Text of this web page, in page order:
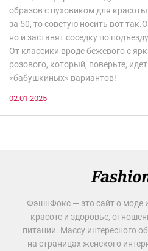
образов с пуховиком для
за 50, то советую носить вот
но и заставят соседку по
От классики вроде бежевого с
розового, который, поверьте,
«бабушкиных» вариантов!
02.01.2025
ФэшнФокс — это сайт о моде
красоте и здоровье,
питании. Массу интересного
на страницах женского